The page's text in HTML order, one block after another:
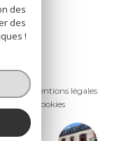
Mentions légales
Cookies
des
des
!